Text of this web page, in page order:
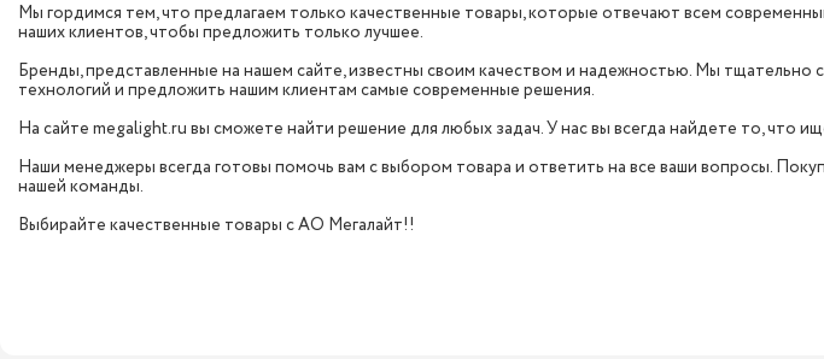
Мы гордимся тем, что предлагаем только качественные товары, которые отвечают всем
наших клиентов, чтобы предложить только лучшее.
Бренды, представленные на нашем сайте, известны своим качеством и надежностью. Мы
технологий и предложить нашим клиентам самые современные решения.
На сайте megalight.ru вы сможете найти решение для любых задач. У нас вы всегда найдете то, что
Наши менеджеры всегда готовы помочь вам с выбором товара и ответить на все ваши вопросы.
нашей команды.
Выбирайте качественные товары с АО Мегалайт!!